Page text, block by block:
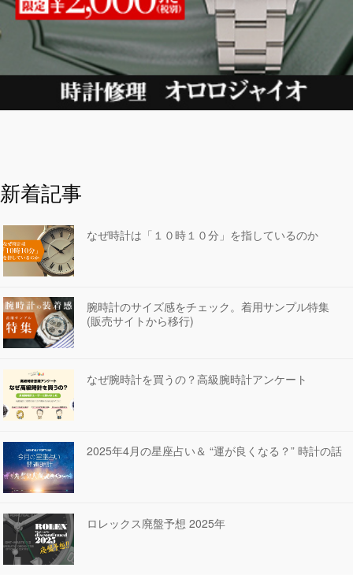
新着記事
なぜ時計は「１０時１０分」を指しているのか
腕時計のサイズ感をチェック。着用サンプル特集
(販売サイトから移行)
なぜ腕時計を買うの？高級腕時計アンケート
2025年4月の星座占い＆ “運が良くなる？” 時計の話
ロレックス廃盤予想 2025年